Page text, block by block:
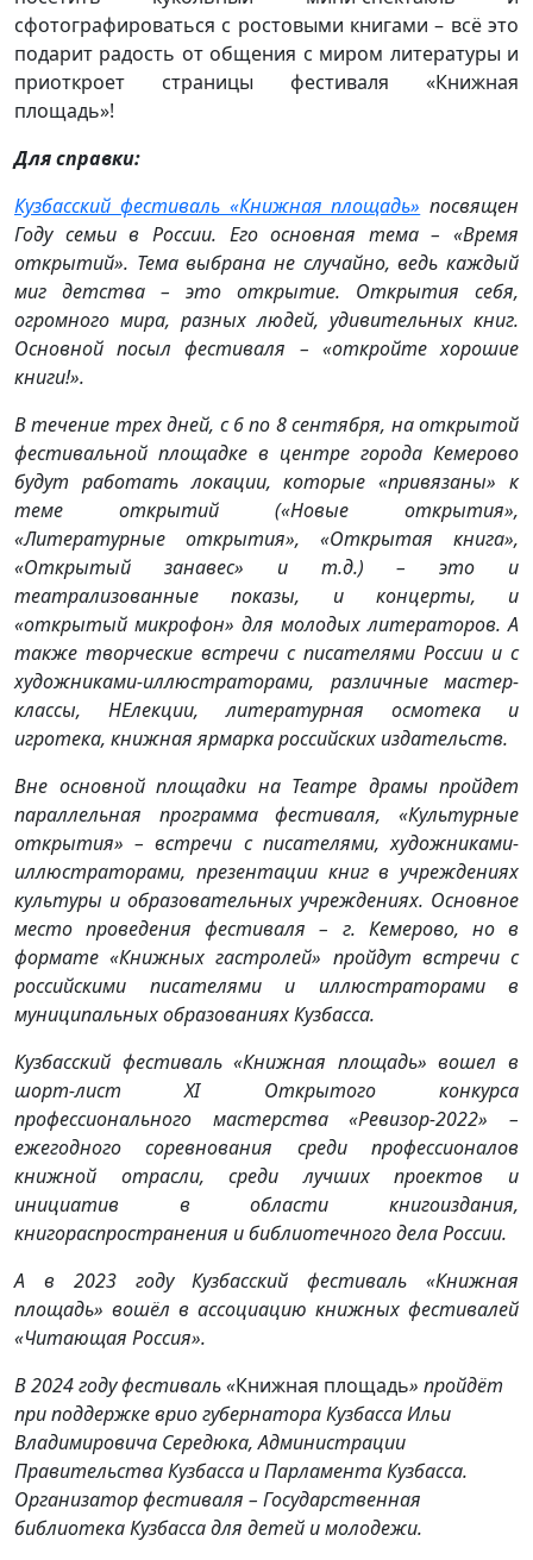
сфотографироваться с ростовыми книгами – всё это
подарит радость от общения с миром литературы и
приоткроет страницы фестиваля «Книжная
площадь»!
Для справки:
Кузбасский фестиваль «Книжная площадь» посвящен
Году семьи в России. Его основная тема – «Время
открытий». Тема выбрана не случайно, ведь каждый
миг детства – это открытие. Открытия себя,
огромного мира, разных людей, удивительных книг.
Основной посыл фестиваля – «откройте хорошие
книги!».
В течение трех дней, с 6 по 8 сентября, на открытой
фестивальной площадке в центре города Кемерово
будут работать локации, которые «привязаны» к
теме открытий («Новые открытия»,
«Литературные открытия», «Открытая книга»,
«Открытый занавес» и т.д.) – это и
театрализованные показы, и концерты, и
«открытый микрофон» для молодых литераторов. А
также творческие встречи с писателями России и с
художниками-иллюстраторами, различные мастер-
классы, НЕлекции, литературная осмотека и
игротека, книжная ярмарка российских издательств.
Вне основной площадки на Театре драмы пройдет
параллельная программа фестиваля, «Культурные
открытия» – встречи с писателями, художниками-
иллюстраторами, презентации книг в учреждениях
культуры и образовательных учреждениях. Основное
место проведения фестиваля – г. Кемерово, но в
формате «Книжных гастролей» пройдут встречи с
российскими писателями и иллюстраторами в
муниципальных образованиях Кузбасса.
Кузбасский фестиваль «Книжная площадь» вошел в
шорт-лист XI Открытого конкурса
профессионального мастерства «Ревизор-2022» –
ежегодного соревнования среди профессионалов
книжной отрасли, среди лучших проектов и
инициатив в области книгоиздания,
книгораспространения и библиотечного дела России.
А в 2023 году Кузбасский фестиваль «Книжная
площадь» вошёл в ассоциацию книжных фестивалей
«Читающая Россия».
В 2024 году фестиваль «Книжная площадь» пройдёт
при поддержке врио губернатора Кузбасса Ильи
Владимировича Середюка, Администрации
Правительства Кузбасса и Парламента Кузбасса.
Организатор фестиваля – Государственная
библиотека Кузбасса для детей и молодежи.